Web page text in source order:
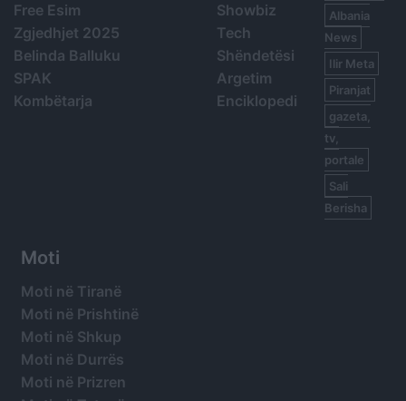
Free Esim
Zgjedhjet 2025
Belinda Balluku
SPAK
Kombëtarja
Showbiz
Tech
Shëndetësi
Argetim
Enciklopedi
Albania
News
Ilir Meta
Piranjat
gazeta,
tv,
portale
Sali
Berisha
Moti
Moti në Tiranë
Moti në Prishtinë
Moti në Shkup
Moti në Durrës
Moti në Prizren